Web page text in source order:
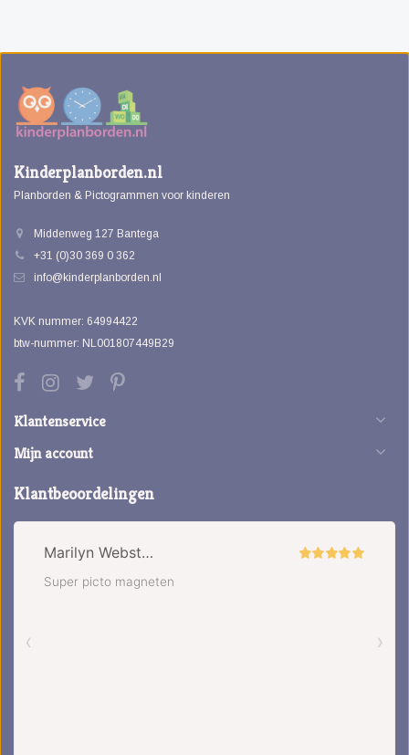
Kinderplanborden.nl
Planborden & Pictogrammen voor kinderen
Middenweg 127 Bantega
+31 (0)30 369 0 362
info@kinderplanborden.nl
KVK nummer: 64994422
btw-nummer: NL001807449B29
Klantenservice
Mijn account
Klantbeoordelingen